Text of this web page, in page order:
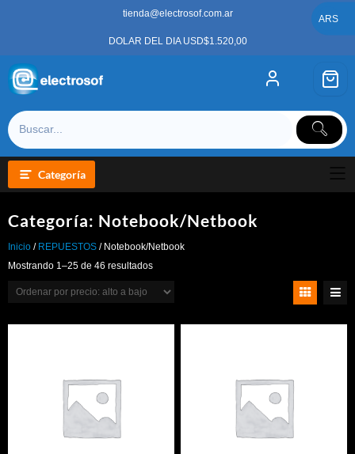
tienda@electrosof.com.ar
DOLAR DEL DIA USD$1.520,00
Categoría
Categoría: Notebook/Netbook
Inicio / REPUESTOS / Notebook/Netbook
Mostrando 1–25 de 46 resultadosOrdenado
alto
ARS